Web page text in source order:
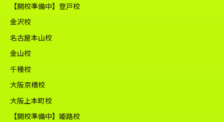
【開校準備中】登戸校
金沢校
名古屋本山校
金山校
千種校
大阪京橋校
大阪上本町校
【開校準備中】姫路校